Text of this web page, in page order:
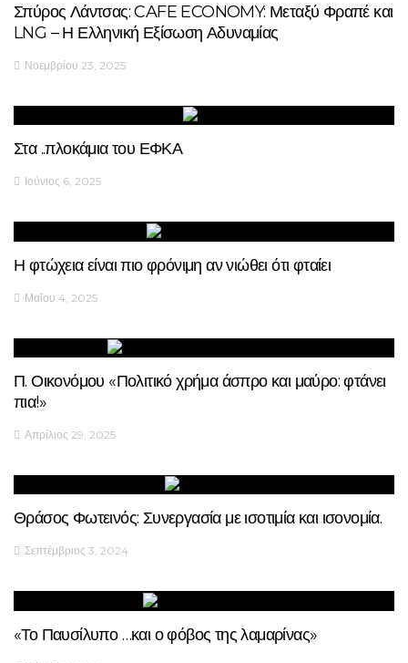
Σπύρος Λάντσας: CAFE ECONOMY: Μεταξύ Φραπέ και
LNG – Η Ελληνική Εξίσωση Αδυναμίας
Νοεμβρίου 23, 2025
Στα ..πλοκάμια του ΕΦΚΑ
Ιούνιος 6, 2025
Η φτώχεια είναι πιο φρόνιμη αν νιώθει ότι φταίει
Μαΐου 4, 2025
Π. Οικονόμου «Πολιτικό χρήμα άσπρο και μαύρο: φτάνει
πια!»
Απρίλιος 29, 2025
Θράσος Φωτεινός: Συνεργασία με ισοτιμία και ισονομία.
Σεπτέμβριος 3, 2024
«Το Παυσίλυπο …και ο φόβος της λαμαρίνας»